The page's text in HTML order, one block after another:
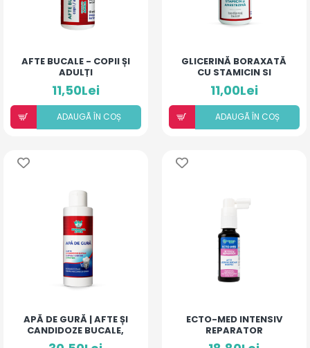
AFTE BUCALE - COPII ȘI
ADULȚI
11,50Lei
ADAUGÃ ÎN COȘ
GLICERINĂ BORAXATĂ
CU STAMICIN SI
ANESTEZINĂ
11,00Lei
ADAUGÃ ÎN COȘ
APĂ DE GURĂ | AFTE ȘI
CANDIDOZE BUCALE,
APARAT DENTAR ȘI
ECTO-MED INTENSIV
REPARATOR